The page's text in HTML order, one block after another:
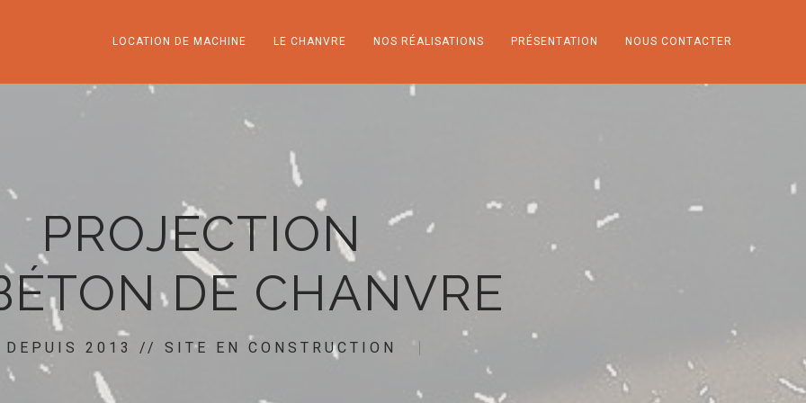
LOCATION DE MACHINE LE CHANVRE NOS RÉALISATIONS PRÉSENTATION NOUS CONTACTER
PROJECTION
DE CHANVRE
DEPUIS 2013 // SITE EN CONSTRUCTION